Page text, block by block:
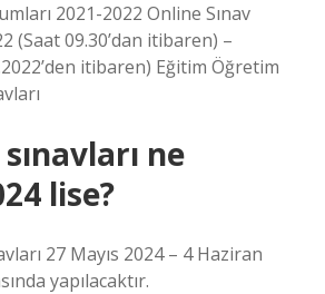
2021-2022 Online Sınav
(Saat 09.30’dan itibaren) –
itibaren) Eğitim Öğretim
ne
lise?
27 Mayıs 2024 – 4 Haziran
yapılacaktır.